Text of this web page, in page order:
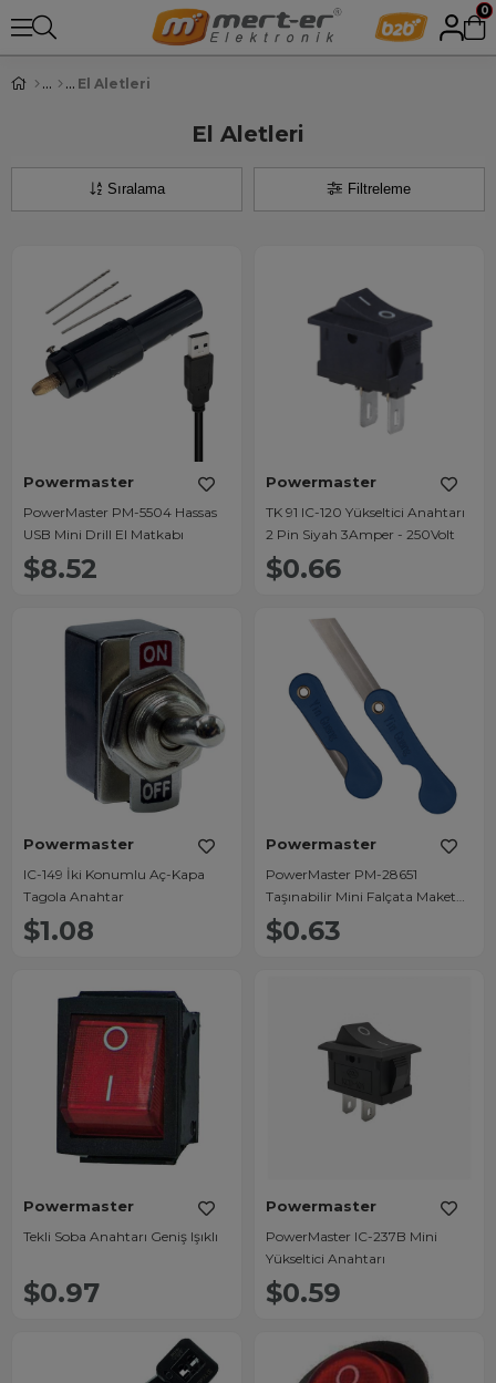
0
El Aletleri
El Aletleri
Filtreleme
Sıralama
Powermaster
PowerMaster PM-5504 Hassas
USB Mini Drill El Matkabı
$8.52
Powermaster
TK 91 IC-120 Yükseltici Anahtarı
2 Pin Siyah 3Amper - 250Volt
$0.66
Powermaster
IC-149 İki Konumlu Aç-Kapa
Tagola Anahtar
$1.08
Powermaster
PowerMaster PM-28651
Taşınabilir Mini Falçata Maket
Bıçağı 60mm
$0.63
Powermaster
Tekli Soba Anahtarı Geniş Işıklı
$0.97
Powermaster
PowerMaster IC-237B Mini
Yükseltici Anahtarı
$0.59